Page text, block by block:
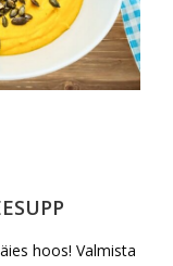
hoos! Valmista